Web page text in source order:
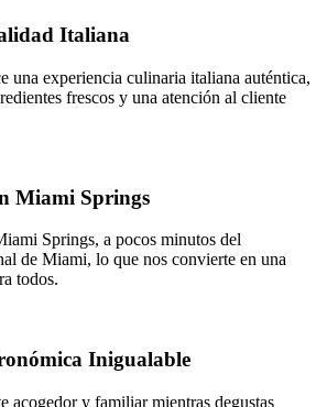
Italiana
una experiencia culinaria italiana auténtica,
frescos y una atención al cliente
Miami Springs
Springs, a pocos minutos del
de Miami, lo que nos convierte en una
todos.
Inigualable
acogedor y familiar mientras degustas